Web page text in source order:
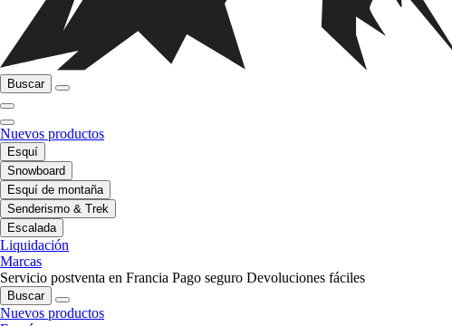
Buscar
Nuevos productos
Esquí
Snowboard
Esquí de montaña
Senderismo & Trek
Escalada
Liquidación
Marcas
Servicio postventa en Francia Pago seguro Devoluciones fáciles
Buscar
Nuevos productos